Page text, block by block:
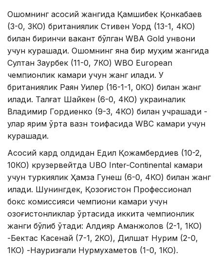
Оқшомнинг асосий жангида Қамшибек Қонкабаев
(3-0, 3КО) британиялик Стивен Уорд (13-1, 4КО)
билан биринчи вакант бўлган WBA Gold унвони
учун курашади. Оқшомнинг яна бир муҳим жангида
Султан Заурбек (11-0, 7КО) WBО Еuropean
чемпионлик камари учун жанг қилади. У
британиялик Раян Уилер (16-1-1, 0КО) билан жанг
қилади. Талғат Шайкен (6-0, 4КО) украиналик
Владимир Гордиенко (9-3, 4КО) билан учрашади -
улар ярим ўрта вазн тоифасида WBC камари учун
курашади.
Aсосий кард олдидан Едил Қожамбердиев (10-2,
10КО) крузервейтда UBО Inter-Cоntinental камари
учун туркиялик Ҳамза Гунеш (6-0, 4КО) билан жанг
қилади. Шунингдек, Қозоғистон Профессионал
бокс комиссияси чемпиони камари учун
қозоғистонликлар ўртасида иккита чемпионлик
жанги бўлиб ўтади: Aлдияр Aманжолов (2-1, 1КО)
-Бектас Касенай (7-1, 2КО), Дилшат Нурим (2-0,
1КО) -Науризғали Нурмухаметов (1-0, 1КО).